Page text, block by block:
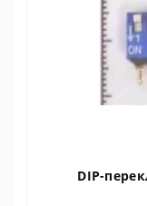
DIP-